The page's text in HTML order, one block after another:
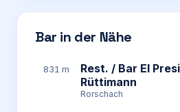
Bar in der Nähe
831 m
Rest. / Bar El
Rüttimann
Rorschach